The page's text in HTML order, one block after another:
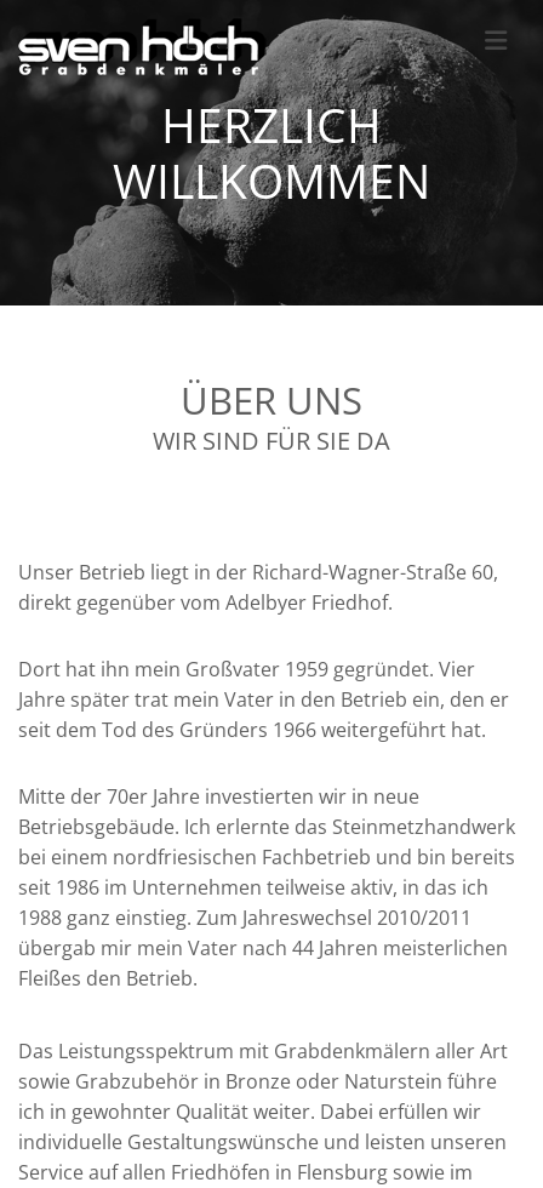
HERZLICH
WILLKOMMEN
ÜBER UNS
WIR SIND FÜR SIE DA
Unser Betrieb liegt in der Richard-Wagner-Straße 60,
direkt gegenüber vom Adelbyer Friedhof.
Dort hat ihn mein Großvater 1959 gegründet. Vier
Jahre später trat mein Vater in den Betrieb ein, den er
seit dem Tod des Gründers 1966 weitergeführt hat.
Mitte der 70er Jahre investierten wir in neue
Betriebsgebäude. Ich erlernte das Steinmetzhandwerk
bei einem nordfriesischen Fachbetrieb und bin bereits
seit 1986 im Unternehmen teilweise aktiv, in das ich
1988 ganz einstieg. Zum Jahreswechsel 2010/2011
übergab mir mein Vater nach 44 Jahren meisterlichen
Fleißes den Betrieb.
Das Leistungsspektrum mit Grabdenkmälern aller Art
sowie Grabzubehör in Bronze oder Naturstein führe
ich in gewohnter Qualität weiter. Dabei erfüllen wir
individuelle Gestaltungswünsche und leisten unseren
Service auf allen Friedhöfen in Flensburg sowie im